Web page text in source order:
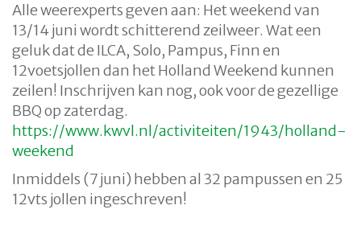
Alle weerexperts geven aan: Het weekend van
13/14 juni wordt schitterend zeilweer. Wat een
geluk dat de ILCA, Solo, Pampus, Finn en
12voetsjollen dan het Holland Weekend kunnen
zeilen! Inschrijven kan nog, ook voor de gezellige
BBQ op zaterdag.
https://www.kwvl.nl/activiteiten/1943/holland-
weekend
Inmiddels (7 juni) hebben al 32 pampussen en 25
12vts jollen ingeschreven!